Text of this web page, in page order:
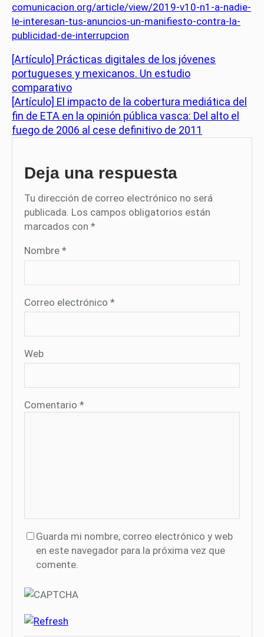
comunicacion.org/article/view/2019-v10-n1-a-nadie-
le-interesan-tus-anuncios-un-manifiesto-contra-la-
publicidad-de-interrupcion
[Artículo] Prácticas digitales de los jóvenes
portugueses y mexicanos. Un estudio
comparativo
[Artículo] El impacto de la cobertura mediática del
fin de ETA en la opinión pública vasca: Del alto el
fuego de 2006 al cese definitivo de 2011
Deja una respuesta
Tu dirección de correo electrónico no será
publicada. Los campos obligatorios están
marcados con *
Nombre *
Correo electrónico *
Web
Comentario *
Guarda mi nombre, correo electrónico y web
en este navegador para la próxima vez que
comente.